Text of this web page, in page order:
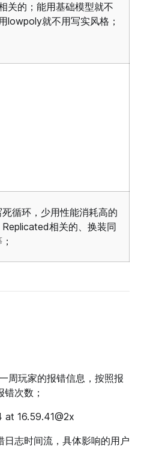
关的；能用基础模型就不
lowpoly就不用写实风格；
循环，少用性能消耗高的
相关的、换装同
周玩家的报错信息，按照报
次数；
日志时间流，具体影响的用户